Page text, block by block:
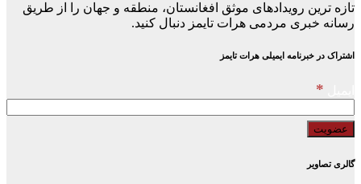
تازه ترین رویدادهای موثق افغانستان، منطقه و جهان را از طریق
رسانه خبری مردمی هرات تایمز دنبال کنید.
اشتراک در خبرنامه ایمیلی هرات تایمز
*
گالری تصاویر